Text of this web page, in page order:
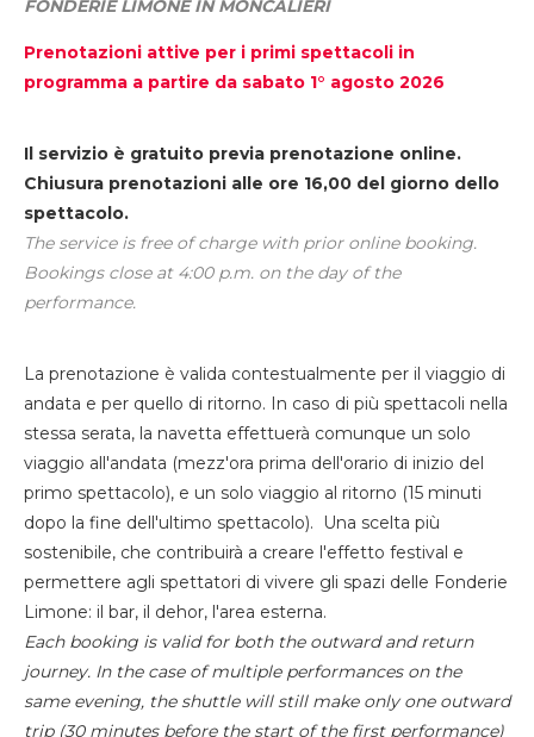
FONDERIE LIMONE IN MONCALIERI
Prenotazioni attive per i primi spettacoli in
programma a partire da sabato 1° agosto 2026
Il servizio è gratuito previa prenotazione online.
Chiusura prenotazioni alle ore 16,00 del giorno dello
spettacolo.
The service is free of charge with prior online booking.
Bookings close at 4:00 p.m. on the day of the
performance.
La prenotazione è valida contestualmente per il viaggio di
andata e per quello di ritorno. In caso di più spettacoli nella
stessa serata, la navetta effettuerà comunque un solo
viaggio all'andata (mezz'ora prima dell'orario di inizio del
primo spettacolo), e un solo viaggio al ritorno (15 minuti
dopo la fine dell'ultimo spettacolo). Una scelta più
sostenibile, che contribuirà a creare l'effetto festival e
permettere agli spettatori di vivere gli spazi delle Fonderie
Limone: il bar, il dehor, l'area esterna.
Each booking is valid for both the outward and return
journey. In the case of multiple performances on the
same evening, the shuttle will still make only one outward
trip (30 minutes before the start of the first performance)